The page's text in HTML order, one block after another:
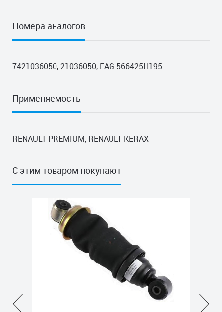
Номера аналогов
7421036050, 21036050, FAG 566425H195
Применяемость
RENAULT PREMIUM, RENAULT KERAX
С этим товаром покупают